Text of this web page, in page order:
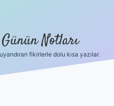
Günün Notları
fikirlerle dolu kısa yazılar.